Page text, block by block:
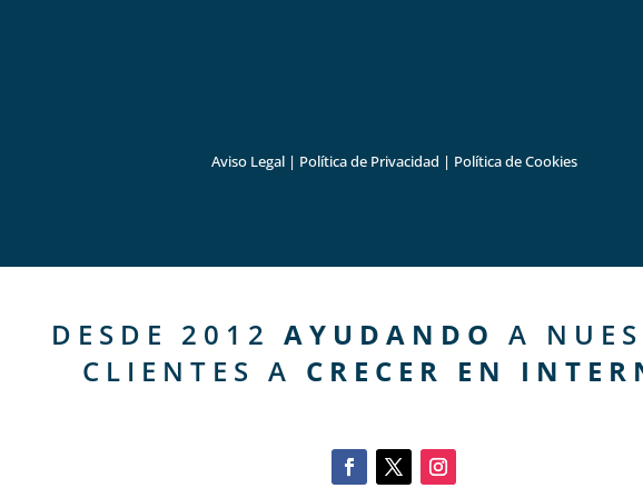
Aviso Legal| Política de Privacidad | Política de Cookies
DESDE 2012 AYUDANDO A
CLIENTES A CRECER EN